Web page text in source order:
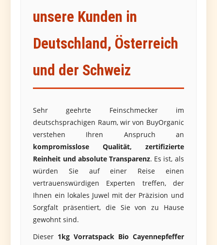
unsere Kunden in
Deutschland, Österreich
und der Schweiz
Sehr geehrte Feinschmecker im
deutschsprachigen Raum, wir von BuyOrganic
verstehen Ihren Anspruch an
kompromisslose Qualität, zertifizierte
Reinheit und absolute Transparenz. Es ist, als
würden Sie auf einer Reise einen
vertrauenswürdigen Experten treffen, der
Ihnen ein lokales Juwel mit der Präzision und
Sorgfalt präsentiert, die Sie von zu Hause
gewohnt sind.
Dieser 1kg Vorratspack Bio Cayennepfeffer